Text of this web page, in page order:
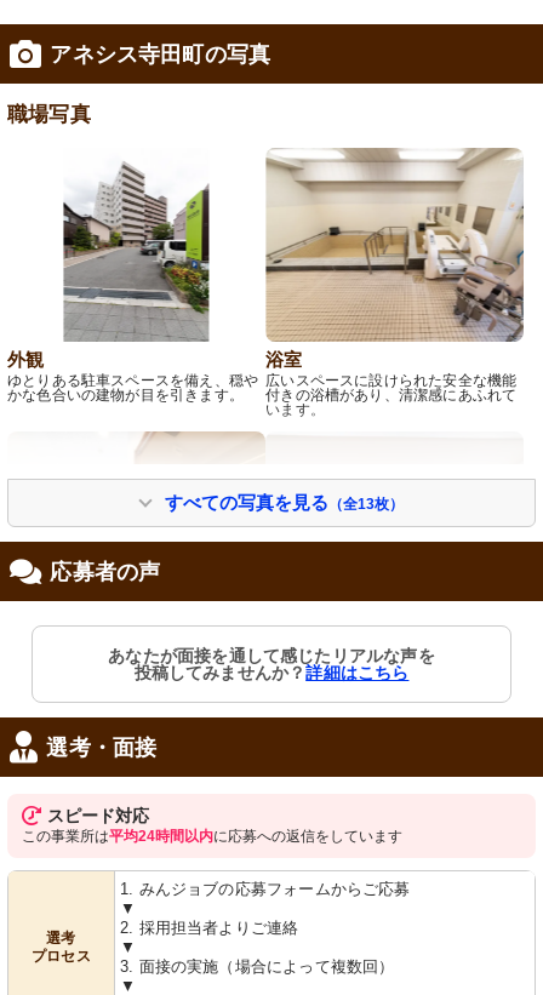
アネシス寺田町の写真
職場写真
外観
ゆとりある駐車スペースを備え、穏や
かな色合いの建物が目を引きます。
浴室
広いスペースに設けられた安全な機能
付きの浴槽があり、清潔感にあふれて
います。
広々とした洋室には安全に配慮したト
イレも完備。明るく開放的な環境で
す。
エレベーターホール
ゆったりとした空間の廊下は、ゆとり
ある生活の一コマを演出しています。
共有スペース
広々と清潔感のある部屋で、コミュニ
ケーションの場を提供します。壁には
季節感じる飾りがあり、温かな雰囲気
通路
空間を提供しています。スタッフと入
居者の笑顔が迎えてくれます。
すべての写真を見る （全13枚）
応募者の声
あなたが面接を通して感じたリアルな声を
投稿してみませんか？詳細はこちら
選考・面接
スピード対応
この事業所は平均24時間以内に応募への返信をしています
選考
プロセス
1. みんジョブの応募フォームからご応募
▼
2. 採用担当者よりご連絡
▼
3. 面接の実施（場合によって複数回）
▼